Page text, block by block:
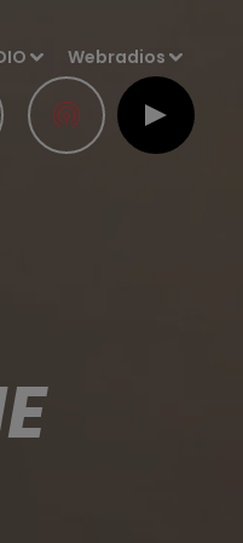
Webradios